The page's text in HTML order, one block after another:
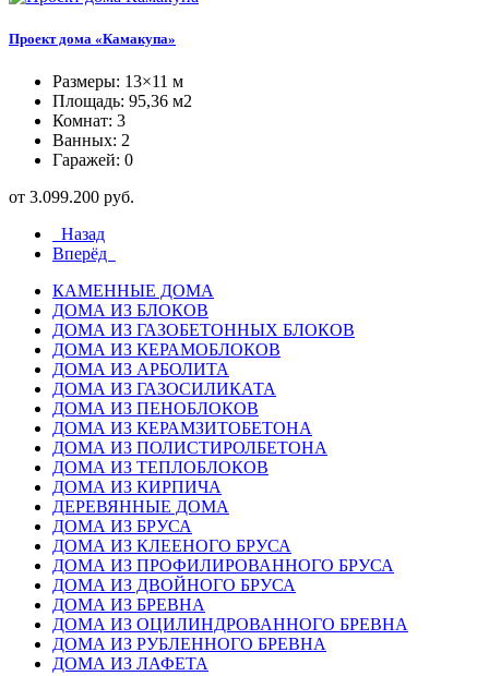
Проект дома «Камакупа»
Размеры: 13×11 м
Площадь: 95,36 м2
Комнат: 3
Ванных: 2
Гаражей: 0
от 3.099.200 руб.
Назад
Вперёд
КАМЕННЫЕ ДОМА
ДОМА ИЗ БЛОКОВ
ДОМА ИЗ ГАЗОБЕТОННЫХ БЛОКОВ
ДОМА ИЗ КЕРАМОБЛОКОВ
ДОМА ИЗ АРБОЛИТА
ДОМА ИЗ ГАЗОСИЛИКАТА
ДОМА ИЗ ПЕНОБЛОКОВ
ДОМА ИЗ КЕРАМЗИТОБЕТОНА
ДОМА ИЗ ПОЛИСТИРОЛБЕТОНА
ДОМА ИЗ ТЕПЛОБЛОКОВ
ДОМА ИЗ КИРПИЧА
ДЕРЕВЯННЫЕ ДОМА
ДОМА ИЗ БРУСА
ДОМА ИЗ КЛЕЕНОГО БРУСА
ДОМА ИЗ ПРОФИЛИРОВАННОГО БРУСА
ДОМА ИЗ ДВОЙНОГО БРУСА
ДОМА ИЗ БРЕВНА
ДОМА ИЗ ОЦИЛИНДРОВАННОГО БРЕВНА
ДОМА ИЗ РУБЛЕННОГО БРЕВНА
ДОМА ИЗ ЛАФЕТА